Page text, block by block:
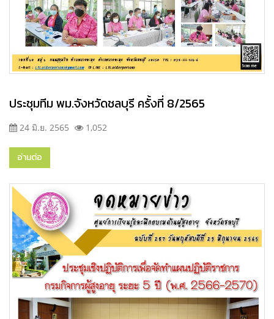
ประชุมทีม พม.จังหวัดชลบุรี ครั้งที่ 8/2565
24 มิ.ย. 2565 1,052
อ่านต่อ